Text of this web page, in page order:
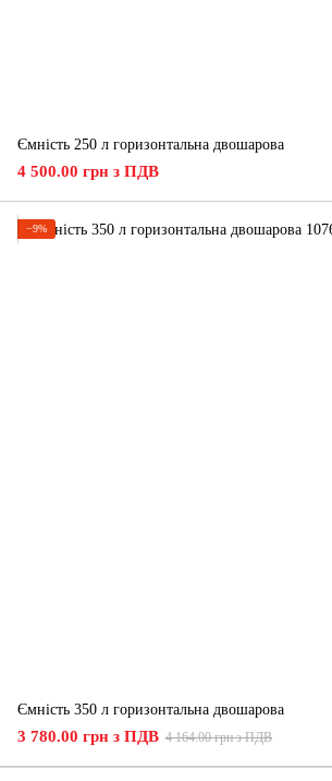
Ємність 250 л горизонтальна двошарова
4 500.00 грн з ПДВ
−9%
Ємність 350 л горизонтальна двошарова
3 780.00 грн з ПДВ 4 164.00 грн з ПДВ